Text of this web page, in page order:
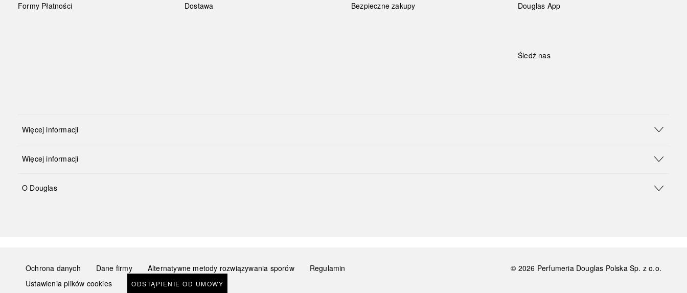
Formy Płatności Dostawa Bezpieczne zakupy Douglas App
Śledź nas
Więcej informacji
Więcej informacji
O Douglas
Ochrona danych Dane firmy Alternatywne metody rozwiązywania sporów
Regulamin
Ustawienia plików cookies
ODSTĄPIENIE OD UMOWY
© 2026 Perfumeria Douglas Polska Sp. z o.o.